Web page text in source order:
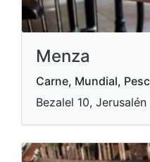
Menza
Carne, Mundial,
Bezalel 10, Jerusalén